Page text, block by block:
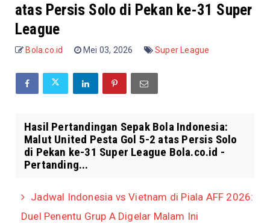
atas Persis Solo di Pekan ke-31 Super
League
Bola.co.id Mei 03, 2026 Super League
Hasil Pertandingan Sepak Bola Indonesia:
Malut United Pesta Gol 5-2 atas Persis Solo
di Pekan ke-31 Super League Bola.co.id -
Pertanding...
Jadwal Indonesia vs Vietnam di Piala AFF 2026:
Duel Penentu Grup A Digelar Malam Ini